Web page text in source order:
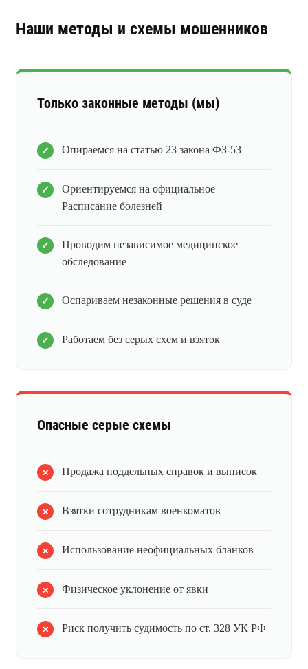
Наши методы и схемы мошенников
Только законные методы (мы)
Опираемся на статью 23 закона ФЗ-53
Ориентируемся на официальное
Расписание болезней
Проводим независимое медицинское
обследование
Оспариваем незаконные решения в суде
Работаем без серых схем и взяток
Опасные серые схемы
Продажа поддельных справок и выписок
Взятки сотрудникам военкоматов
Использование неофициальных бланков
Физическое уклонение от явки
Риск получить судимость по ст. 328 УК РФ